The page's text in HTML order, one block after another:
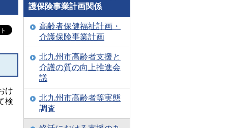
け
検
護保険事業計画関係
高齢者保健福祉計画・
介護保険事業計画
北九州市高齢者支援と
介護の質の向上推進会
議
北九州市高齢者等実態
調査